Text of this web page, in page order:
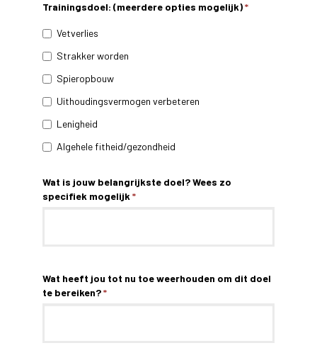
Trainingsdoel: (meerdere opties mogelijk)*
Vetverlies
Strakker worden
Spieropbouw
Uithoudingsvermogen verbeteren
Lenigheid
Algehele fitheid/gezondheid
Wat is jouw belangrijkste doel? Wees zo
specifiek mogelijk *
Wat heeft jou tot nu toe weerhouden om dit doel
te bereiken?*